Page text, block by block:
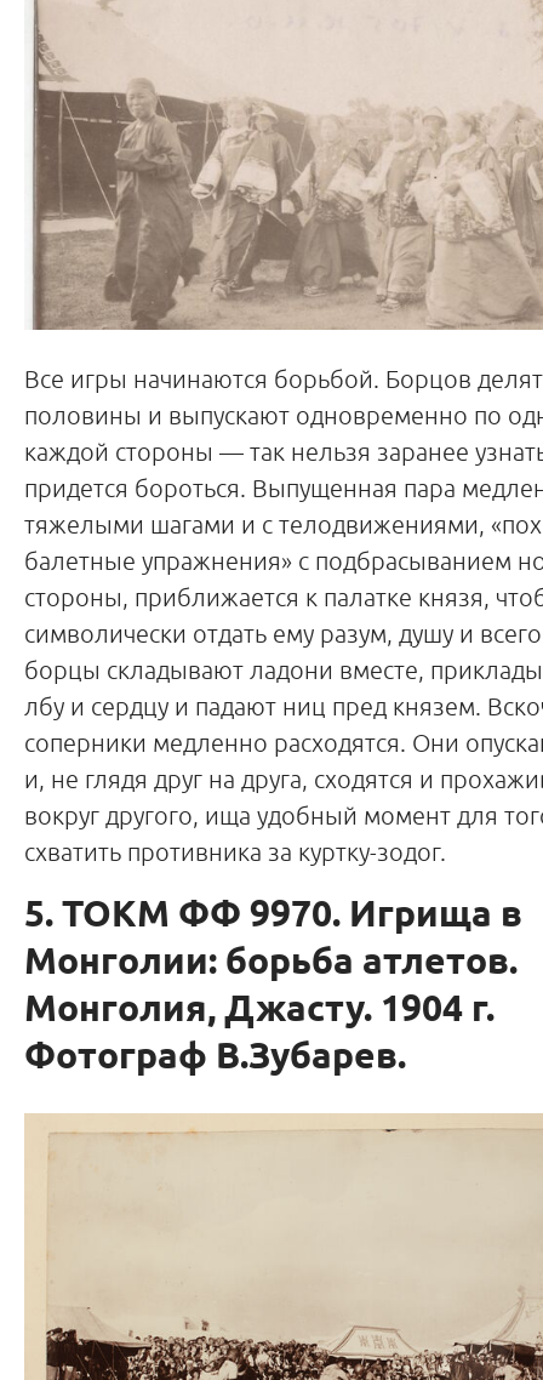
Все игры начинаются борьбой. Борцов
половины и выпускают одновременно по
каждой стороны — так нельзя заранее
придется бороться. Выпущенная пара
тяжелыми шагами и с телодвижениями,
балетные упражнения» с подбрасыванием
стороны, приближается к палатке князя,
символически отдать ему разум, душу и
борцы складывают ладони вместе,
лбу и сердцу и падают ниц пред князем.
соперники медленно расходятся. Они
и, не глядя друг на друга, сходятся и
вокруг другого, ища удобный момент для
схватить противника за куртку-зодог.
5. ТОКМ ФФ 9970. Игрища в
Монголии: борьба атлетов.
Монголия, Джасту. 1904 г.
Фотограф В.Зубарев.